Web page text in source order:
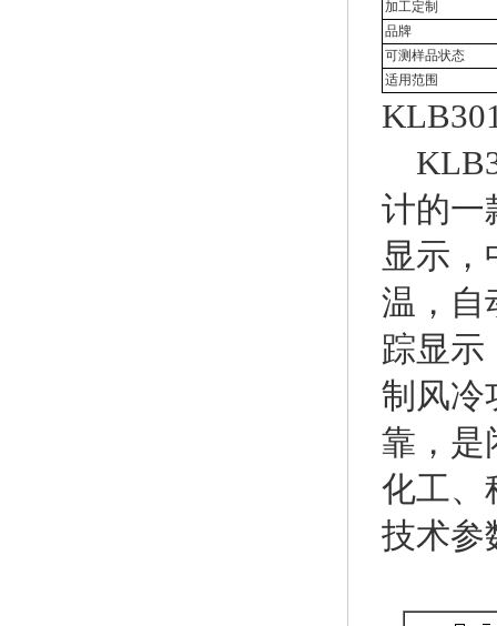
加工定制
品牌
可测样品状态
适用范围
计的一
显示，
温，自
踪显示
制风冷
靠，是
化工、
技术参